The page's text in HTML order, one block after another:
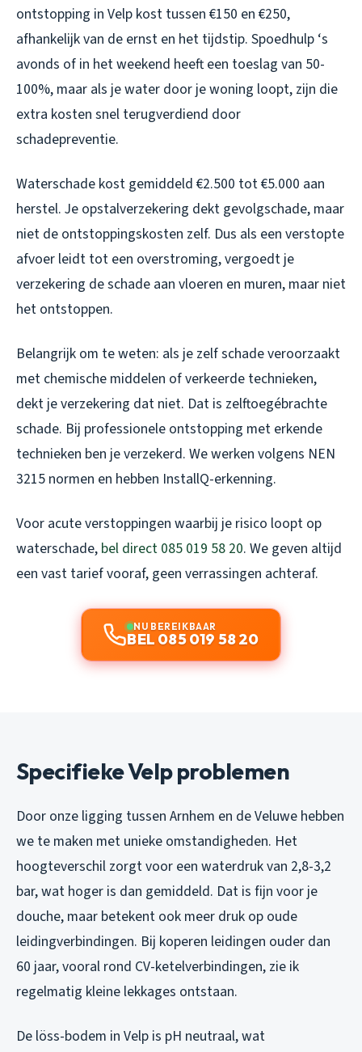
ontstopping in Velp kost tussen €150 en €250,
afhankelijk van de ernst en het tijdstip. Spoedhulp ‘s
avonds of in het weekend heeft een toeslag van 50-
100%, maar als je water door je woning loopt, zijn die
extra kosten snel terugverdiend door
schadepreventie.
Waterschade kost gemiddeld €2.500 tot €5.000 aan
herstel. Je opstalverzekering dekt gevolgschade, maar
niet de ontstoppingskosten zelf. Dus als een verstopte
afvoer leidt tot een overstroming, vergoedt je
verzekering de schade aan vloeren en muren, maar niet
het ontstoppen.
Belangrijk om te weten: als je zelf schade veroorzaakt
met chemische middelen of verkeerde technieken,
dekt je verzekering dat niet. Dat is zelftoegébrachte
schade. Bij professionele ontstopping met erkende
technieken ben je verzekerd. We werken volgens NEN
3215 normen en hebben InstallQ-erkenning.
Voor acute verstoppingen waarbij je risico loopt op
waterschade, bel direct 085 019 58 20. We geven altijd
een vast tarief vooraf, geen verrassingen achteraf.
NU BEREIKBAAR
BEL 085 019 58 20
Specifieke Velp problemen
Door onze ligging tussen Arnhem en de Veluwe hebben
we te maken met unieke omstandigheden. Het
hoogteverschil zorgt voor een waterdruk van 2,8-3,2
bar, wat hoger is dan gemiddeld. Dat is fijn voor je
douche, maar betekent ook meer druk op oude
leidingverbindingen. Bij koperen leidingen ouder dan
60 jaar, vooral rond CV-ketelverbindingen, zie ik
regelmatig kleine lekkages ontstaan.
De löss-bodem in Velp is pH neutraal, wat